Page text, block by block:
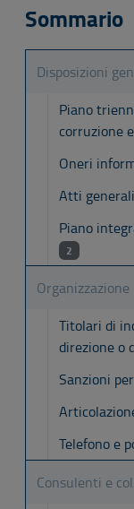
Sommario
Disposizioni
Piano
corruzione
Oneri
Atti generali
Piano
2
Organizzazione
Titolari di
direzione o
Sanzioni
Telefono e
Consulenti e